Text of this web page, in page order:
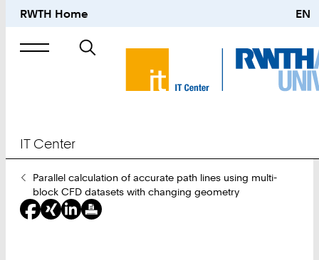
RWTH Home EN
Suche
nach
IT Center
Sie
sind
hier:
Parallel calculation of accurate path lines using multi-
block CFD datasets with changing geometry